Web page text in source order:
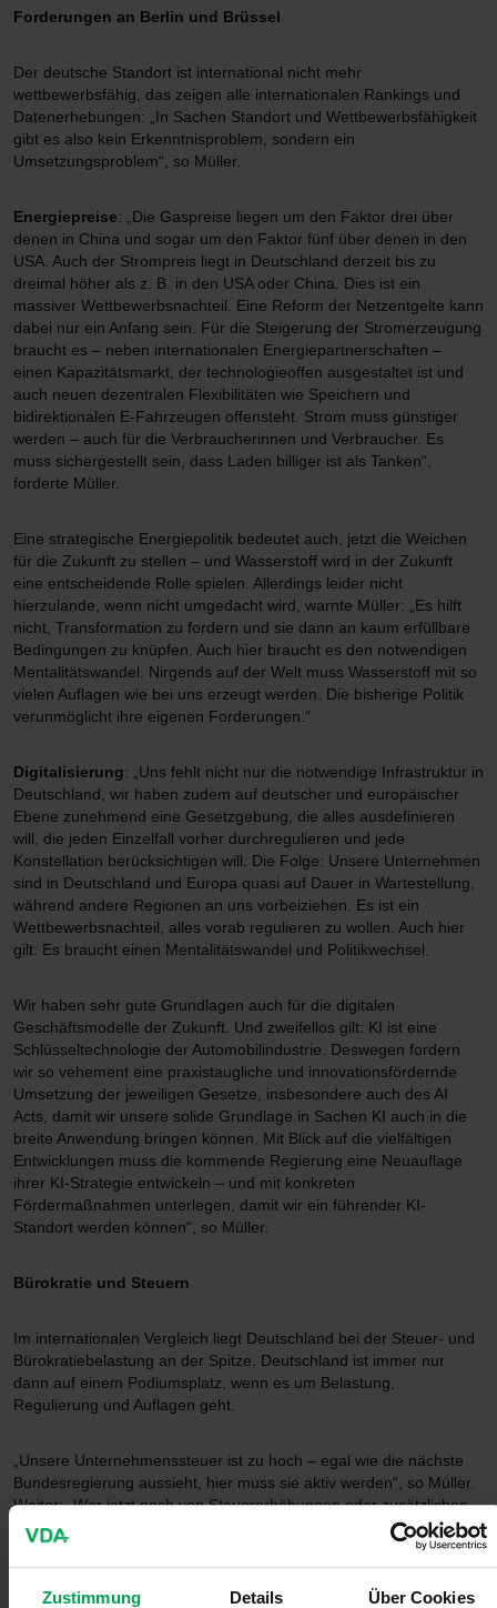
Zustimmung Details Über Cookies
Forderungen an Berlin und Brüssel
Der deutsche Standort ist international nicht mehr
wettbewerbsfähig, das zeigen alle internationalen Rankings und
Datenerhebungen: „In Sachen Standort und Wettbewerbsfähigkeit
gibt es also kein Erkenntnisproblem, sondern ein
Umsetzungsproblem“, so Müller.
Energiepreise: „Die Gaspreise liegen um den Faktor drei über
denen in China und sogar um den Faktor fünf über denen in den
USA. Auch der Strompreis liegt in Deutschland derzeit bis zu
dreimal höher als z. B. in den USA oder China. Dies ist ein
massiver Wettbewerbsnachteil. Eine Reform der Netzentgelte kann
dabei nur ein Anfang sein. Für die Steigerung der Stromerzeugung
braucht es – neben internationalen Energiepartnerschaften –
einen Kapazitätsmarkt, der technologieoffen ausgestaltet ist und
auch neuen dezentralen Flexibilitäten wie Speichern und
bidirektionalen E-Fahrzeugen offensteht. Strom muss günstiger
werden – auch für die Verbraucherinnen und Verbraucher. Es
muss sichergestellt sein, dass Laden billiger ist als Tanken“,
forderte Müller.
Eine strategische Energiepolitik bedeutet auch, jetzt die Weichen
für die Zukunft zu stellen – und Wasserstoff wird in der Zukunft
eine entscheidende Rolle spielen. Allerdings leider nicht
hierzulande, wenn nicht umgedacht wird, warnte Müller: „Es hilft
nicht, Transformation zu fordern und sie dann an kaum erfüllbare
Bedingungen zu knüpfen. Auch hier braucht es den notwendigen
Mentalitätswandel. Nirgends auf der Welt muss Wasserstoff mit so
vielen Auflagen wie bei uns erzeugt werden. Die bisherige Politik
verunmöglicht ihre eigenen Forderungen.“
Digitalisierung: „Uns fehlt nicht nur die notwendige Infrastruktur in
Deutschland, wir haben zudem auf deutscher und europäischer
Ebene zunehmend eine Gesetzgebung, die alles ausdefinieren
will, die jeden Einzelfall vorher durchregulieren und jede
Konstellation berücksichtigen will. Die Folge: Unsere Unternehmen
sind in Deutschland und Europa quasi auf Dauer in Wartestellung,
während andere Regionen an uns vorbeiziehen. Es ist ein
Wettbewerbsnachteil, alles vorab regulieren zu wollen. Auch hier
gilt: Es braucht einen Mentalitätswandel und Politikwechsel.
Wir haben sehr gute Grundlagen auch für die digitalen
Geschäftsmodelle der Zukunft. Und zweifellos gilt: KI ist eine
Schlüsseltechnologie der Automobilindustrie. Deswegen fordern
wir so vehement eine praxistaugliche und innovationsfördernde
Umsetzung der jeweiligen Gesetze, insbesondere auch des AI
Acts, damit wir unsere solide Grundlage in Sachen KI auch in die
breite Anwendung bringen können. Mit Blick auf die vielfältigen
Entwicklungen muss die kommende Regierung eine Neuauflage
ihrer KI-Strategie entwickeln – und mit konkreten
Fördermaßnahmen unterlegen, damit wir ein führender KI-
Standort werden können“, so Müller.
Bürokratie und Steuern
Im internationalen Vergleich liegt Deutschland bei der Steuer- und
Bürokratiebelastung an der Spitze. Deutschland ist immer nur
dann auf einem Podiumsplatz, wenn es um Belastung,
Regulierung und Auflagen geht.
„Unsere Unternehmenssteuer ist zu hoch – egal wie die nächste
Bundesregierung aussieht, hier muss sie aktiv werden“, so Müller.
Weiter: „Wer jetzt noch von Steuererhöhungen oder zusätzlichen
Steuerbelastungen spricht, hat die Dramatik nicht verstanden. Das
wäre ein völlig falsches Signal und würde dringend benötigte
Investitionen sowie den Erhalt von Wertschöpfung und
Arbeitsplätzen in Deutschland weiter gefährden. Stattdessen